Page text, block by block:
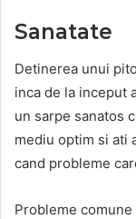
Sanatate
Detinerea unui
inca de la inceput
un sarpe sanatos
mediu optim si ati
cand probleme
Probleme